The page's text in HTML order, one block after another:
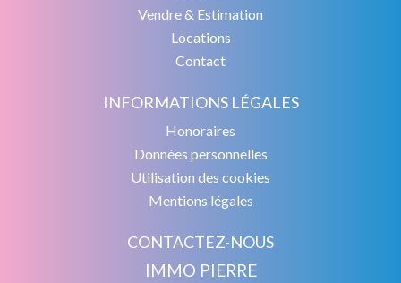
Vendre & Estimation
Locations
Contact
INFORMATIONS LÉGALES
Honoraires
Données personnelles
Utilisation des cookies
Mentions légales
CONTACTEZ-NOUS
IMMO PIERRE